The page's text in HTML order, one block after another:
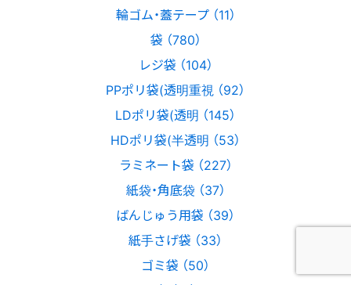
輪ゴム・蓋テープ （11）
袋 （780）
レジ袋 （104）
PPポリ袋(透明重視 （92）
LDポリ袋(透明 （145）
HDポリ袋(半透明 （53）
ラミネート袋 （227）
紙袋・角底袋 （37）
ばんじゅう用袋 （39）
紙手さげ袋 （33）
ゴミ袋 （50）